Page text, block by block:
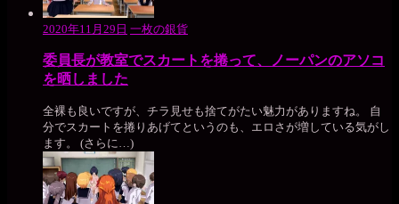
2020年11月29日 一枚の銀貨
委員長が教室でスカートを捲って、ノーパンのアソコ
を晒しました
全裸も良いですが、チラ見せも捨てがたい魅力がありますね。 自
分でスカートを捲りあげてというのも、エロさが増している気がし
ます。 (さらに…)